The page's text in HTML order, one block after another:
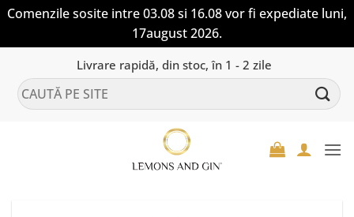
Comenzile sosite intre 03.08 si 16.08 vor fi expediate luni,
17august 2026.
content
Livrare rapidă, din stoc, în 1 - 2 zile
Caută
după: